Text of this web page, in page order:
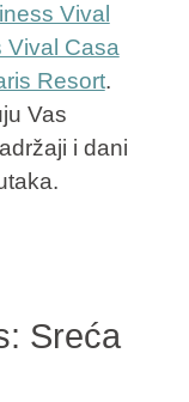
Vival
Vival Casa
Resort.
Vas
i dani
Sreća